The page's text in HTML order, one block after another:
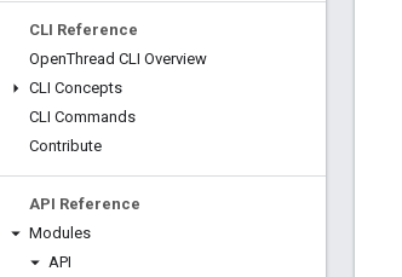
CLI Reference
OpenThread CLI Overview
CLI Concepts
CLI Commands
Contribute
API Reference
Modules
API